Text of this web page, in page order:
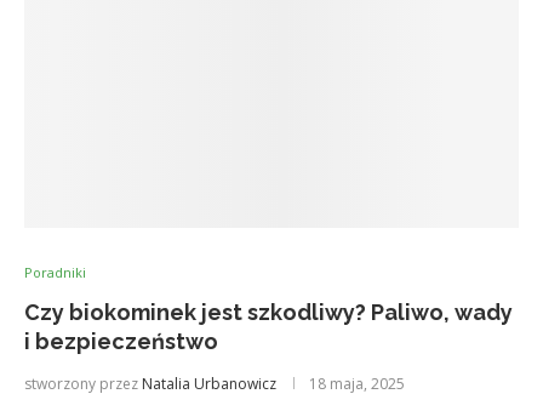
Poradniki
Czy biokominek jest szkodliwy? Paliwo, wady
i bezpieczeństwo
stworzony przez Natalia Urbanowicz 18 maja, 2025